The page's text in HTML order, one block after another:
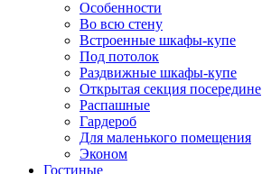
Особенности
Во всю стену
Встроенные шкафы-купе
Под потолок
Раздвижные шкафы-купе
Открытая секция посередине
Распашные
Гардероб
Для маленького помещения
Эконом
Гостиные